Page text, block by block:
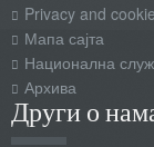
Privacy and
Мапа сајта
Национална
Архива
Други о